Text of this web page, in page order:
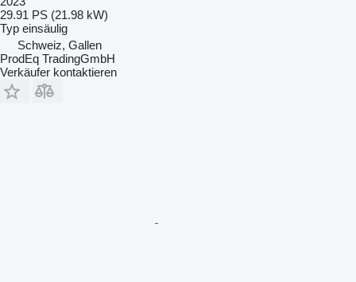
29.91 PS (21.98 kW)
Typ einsäulig
Schweiz, Gallen
ProdEq TradingGmbH
Verkäufer kontaktieren